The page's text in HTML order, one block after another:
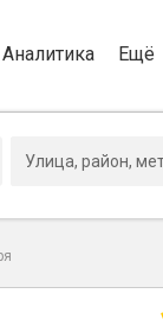
Аналитика Ещё